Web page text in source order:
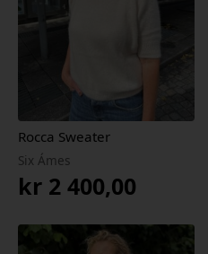
Rocca Sweater
Six Ámes
kr 2 400,00